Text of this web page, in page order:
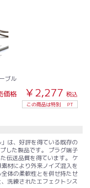
ブル
価格 ￥2,277 税込
この商品は特別 PT
は、好評を得ている既存の
した製品です。 プラグ端子
伝送品質を得ています。 ケ
材により外来ノイズ混入を
体の柔軟性とを併せ持たせ
洗練されたエフェクトシス